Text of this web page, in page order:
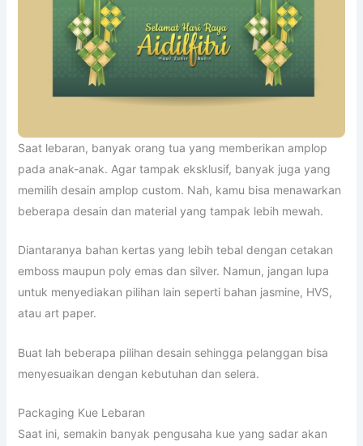
Saat lebaran, banyak orang tua yang memberikan amplop
pada anak-anak. Agar tampak eksklusif, banyak juga yang
memilih desain amplop custom. Nah, kamu bisa menawarkan
beberapa desain dan material yang tampak lebih mewah.
Diantaranya bahan kertas yang lebih tebal dengan cetakan
emboss maupun poly emas dan silver. Namun, jangan lupa
untuk menyediakan pilihan lain seperti bahan jasmine, HVS,
atau art paper.
Buat lah beberapa pilihan desain sehingga pelanggan bisa
menyesuaikan dengan kebutuhan dan selera.
Packaging Kue Lebaran
Saat ini, semakin banyak pengusaha kue yang sadar akan